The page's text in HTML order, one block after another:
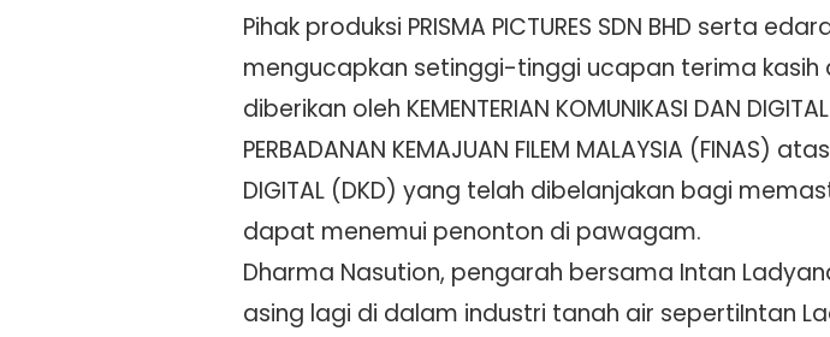
Pihak produksi PRISMA PICTURES SDN BHD serta
mengucapkan setinggi-tinggi ucapan terima
diberikan oleh KEMENTERIAN KOMUNIKASI DAN
PERBADANAN KEMAJUAN FILEM MALAYSIA (FINAS)
DIGITAL (DKD) yang telah dibelanjakan bagi
dapat menemui penonton di pawagam.
Dharma Nasution, pengarah bersama Intan
asing lagi di dalam industri tanah air sepertiIntan